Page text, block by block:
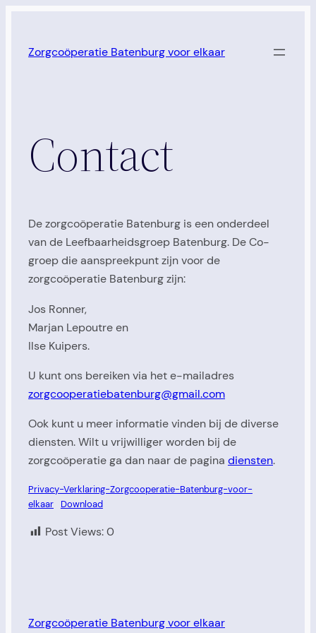
Zorgcoöperatie Batenburg voor elkaar
Contact
De zorgcoöperatie Batenburg is een onderdeel
van de Leefbaarheidsgroep Batenburg. De Co-
groep die aanspreekpunt zijn voor de
zorgcoöperatie Batenburg zijn:
Jos Ronner,
Marjan Lepoutre en
Ilse Kuipers.
U kunt ons bereiken via het e-mailadres
zorgcooperatiebatenburg@gmail.com
Ook kunt u meer informatie vinden bij de diverse
diensten. Wilt u vrijwilliger worden bij de
zorgcoöperatie ga dan naar de pagina diensten.
Privacy-Verklaring-Zorgcooperatie-Batenburg-voor-
elkaar
Download
Post Views:0
Zorgcoöperatie Batenburg voor elkaar